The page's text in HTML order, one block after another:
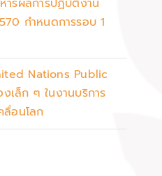
กำหนดการรอบ 1
Nations Public
เล็ก ๆ ในงานบริการ
อนโลก